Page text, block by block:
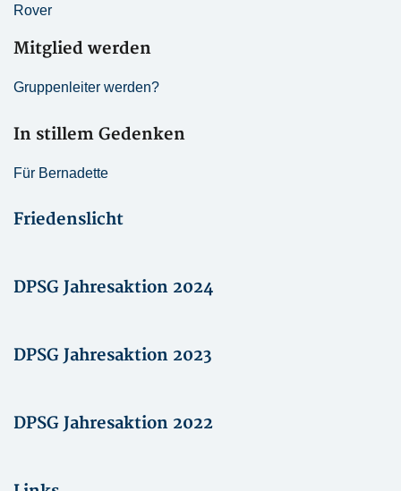
Rover
Mitglied werden
Gruppenleiter werden?
In stillem Gedenken
Für Bernadette
Friedenslicht
DPSG Jahresaktion 2024
DPSG Jahresaktion 2023
DPSG Jahresaktion 2022